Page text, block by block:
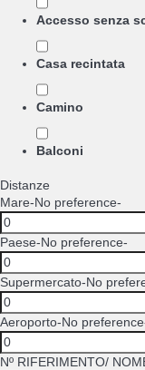
Accesso senza
Casa recintata
Camino
Balconi
Distanze
Mare-No preference-
Paese-No preference-
Supermercato-No
Aeroporto-No
Nº RIFERIMENTO/